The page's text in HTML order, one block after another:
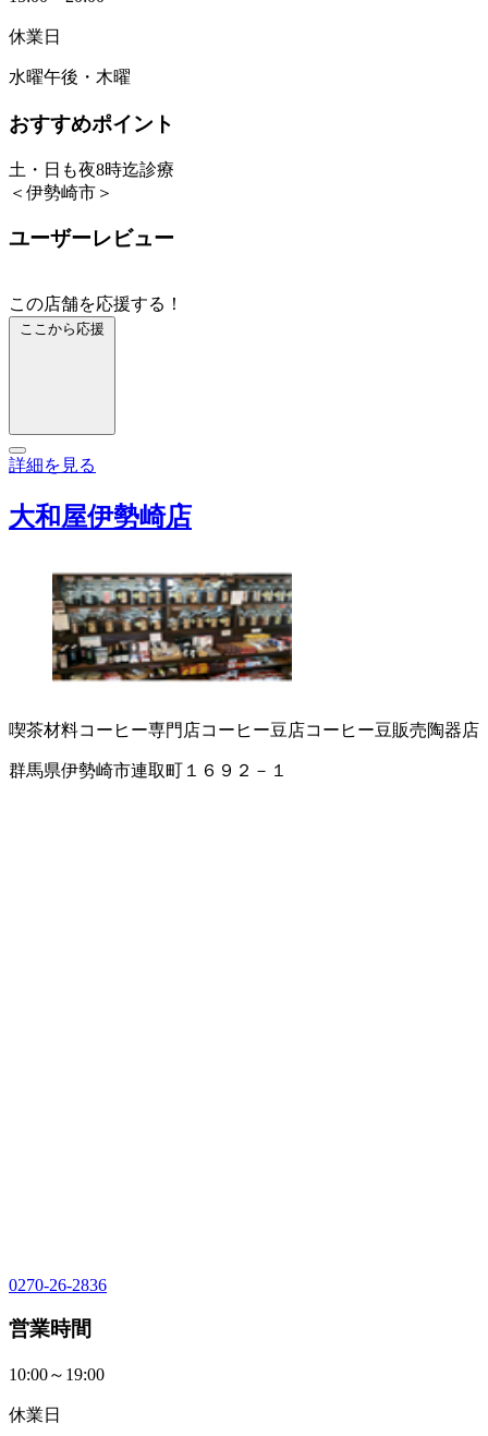
休業日
水曜午後・木曜
おすすめポイント
土・日も夜8時迄診療
＜伊勢崎市＞
ユーザーレビュー
この店舗を応援する！
ここから応援
詳細を見る
大和屋伊勢崎店
喫茶材料コーヒー専門店コーヒー豆店コーヒー豆販売陶器店
群馬県伊勢崎市連取町１６９２－１
0270-26-2836
営業時間
10:00～19:00
休業日